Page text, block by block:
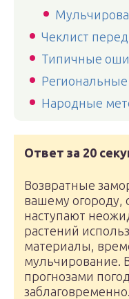
Чеклист
Типичные
Народные
Ответ за 20
Возвратные
вашему огороду,
наступают
растений
материалы,
мульчирование.
прогнозами